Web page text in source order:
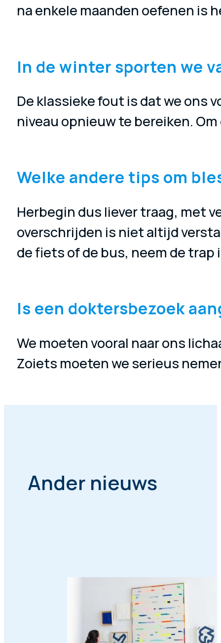
na enkele maanden oefenen is
In de winter sporten we
De klassieke fout is dat we ons
niveau opnieuw te bereiken.
Welke andere tips om
Herbegin dus liever traag, met
overschrijden is niet altijd
de fiets of de bus, neem de
Is een doktersbezoek
We moeten vooral naar ons
Zoiets moeten we serieus
Ander nieuws